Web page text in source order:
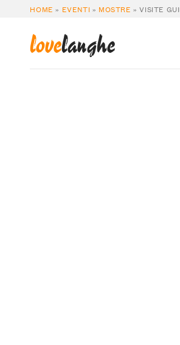
HOME » EVENTI » MOSTRE »VISITE
lovelanghe